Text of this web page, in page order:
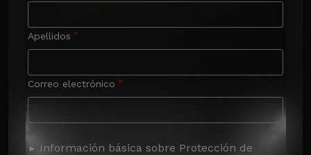
Apellidos
Correo electrónico
Información básica sobre Protección de